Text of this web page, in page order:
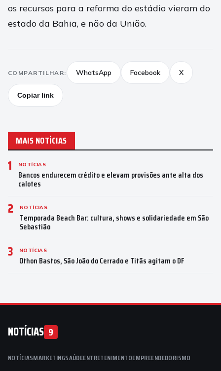
os recursos para a reforma do estádio vieram do
estado da Bahia, e não da União.
COMPARTILHAR: WhatsApp Facebook X
Copiar link
MAIS NOTÍCIAS
1 NOTÍCIAS
Bancos endurecem crédito e elevam provisões ante alta dos
calotes
2 NOTÍCIAS
Temporada Beach Bar: cultura, shows e solidariedade em São
Sebastião
3 NOTÍCIAS
Othon Bastos, São João do Cerrado e Titãs agitam o DF
NOTÍCIAS 9
NOTÍCIASMARKETINGSAÚDEENTRETENIMENTOEMPREENDEDORISMO